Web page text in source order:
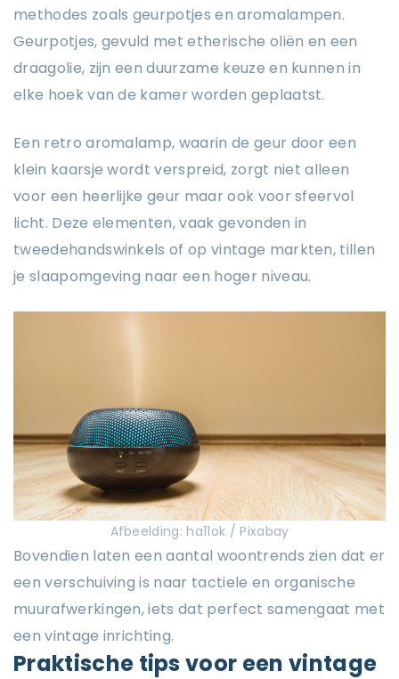
methodes zoals geurpotjes en aromalampen.
Geurpotjes, gevuld met etherische oliën en een
draagolie, zijn een duurzame keuze en kunnen in
elke hoek van de kamer worden geplaatst.
Een retro aromalamp, waarin de geur door een
klein kaarsje wordt verspreid, zorgt niet alleen
voor een heerlijke geur maar ook voor sfeervol
licht. Deze elementen, vaak gevonden in
tweedehandswinkels of op vintage markten, tillen
je slaapomgeving naar een hoger niveau.
Afbeelding: ha11ok / Pixabay
Bovendien laten een aantal woontrends zien dat er
een verschuiving is naar tactiele en organische
muurafwerkingen, iets dat perfect samengaat met
een vintage inrichting.
Praktische tips voor een vintage